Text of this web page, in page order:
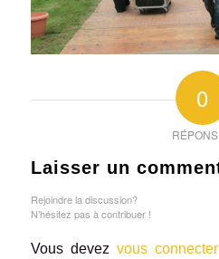
0
Laisser un
Rejoindre la discussion?
N’hésitez pas à contribuer !
Vous devez vous connecter